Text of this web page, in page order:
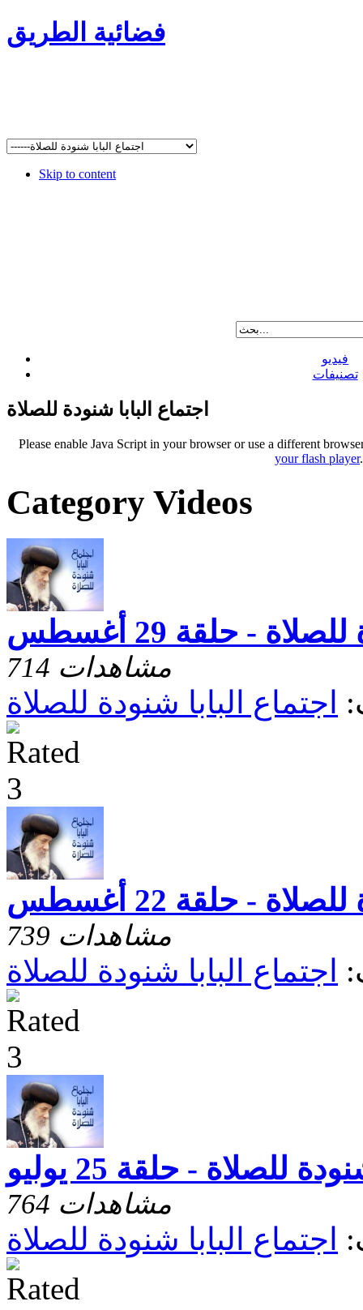
فضائية الطريق
Skip to content
فيديو
تصنيفات
اجتماع البابا شنودة للصلاة
Please enable Java Script in your browser or use a different
your flash player.
Category Videos
- حلقة 29 أغسطس
714 مشاهدات
اجتماع البابا شنودة للصلاة
- حلقة 22 أغسطس
739 مشاهدات
اجتماع البابا شنودة للصلاة
للصلاة - حلقة 25 يوليو
764 مشاهدات
اجتماع البابا شنودة للصلاة